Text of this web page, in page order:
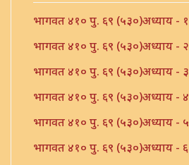
भागवत ४१० पु. ६९ (५३०)अध्याय - १
भागवत ४१० पु. ६९ (५३०)अध्याय - २
भागवत ४१० पु. ६९ (५३०)अध्याय - ३
भागवत ४१० पु. ६९ (५३०)अध्याय - ४
भागवत ४१० पु. ६९ (५३०)अध्याय - ५
भागवत ४१० पु. ६९ (५३०)अध्याय - ६